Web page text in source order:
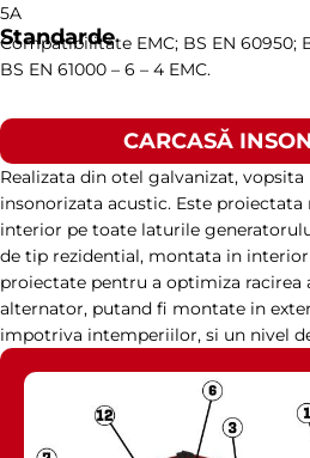
5A
Standarde
Compatibilitate EMC; BS EN 60950;
BS EN 61000 – 6 – 4 EMC.
CARCASĂ
Realizata din otel galvanizat,
insonorizata acustic. Este
interior pe toate laturile
de tip rezidential, montata in
proiectate pentru a optimiza
alternator, putand fi montate in
impotriva intemperiilor, si un nivel